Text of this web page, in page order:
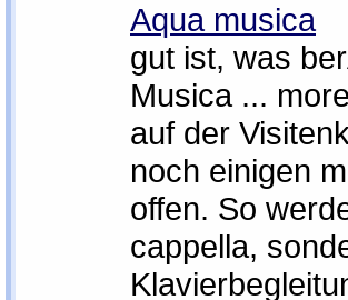
Aqua musica
gut ist, was
Musica ...
auf der
noch einigen
offen. So
cappella,